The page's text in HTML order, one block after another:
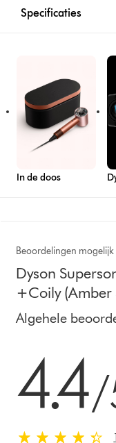
Specificaties
In de doos
Beoordelingen
Dyson
+Coily (Amber
Algehele
4.4